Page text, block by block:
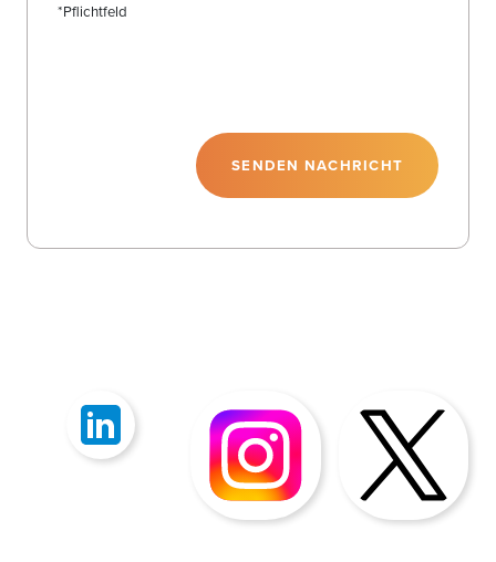
*Pflichtfeld
SENDEN NACHRICHT